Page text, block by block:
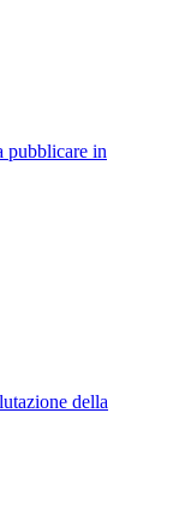
pubblicare in
della